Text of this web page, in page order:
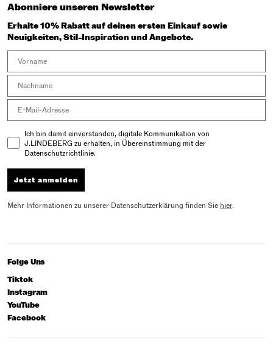
Folge Uns
Tiktok
Instagram
YouTube
Facebook
Abonniere unseren Newsletter
Erhalte 10% Rabatt auf deinen ersten Einkauf sowie
Neuigkeiten, Stil-Inspiration und Angebote.
Email Consent
Ich bin damit einverstanden, digitale Kommunikation von
J.LINDEBERG zu erhalten, in Übereinstimmung mit der
Datenschutzrichtlinie.
Jetzt anmelden
Mehr Informationen zu unserer Datenschutzerklärung finden Sie hier.